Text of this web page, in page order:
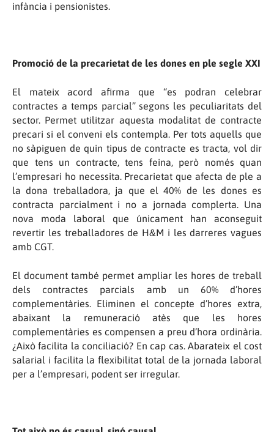
infància i pensionistes.
Promoció de la precarietat de les dones en ple segle XXI
El mateix acord afirma que “es podran celebrar
contractes a temps parcial” segons les peculiaritats del
sector. Permet utilitzar aquesta modalitat de contracte
precari si el conveni els contempla. Per tots aquells que
no sàpiguen de quin tipus de contracte es tracta, vol dir
que tens un contracte, tens feina, però només quan
l’empresari ho necessita. Precarietat que afecta de ple a
la dona treballadora, ja que el 40% de les dones es
contracta parcialment i no a jornada complerta. Una
nova moda laboral que únicament han aconseguit
revertir les treballadores de H&M i les darreres vagues
amb CGT.
El document també permet ampliar les hores de treball
dels contractes parcials amb un 60% d’hores
complementàries. Eliminen el concepte d’hores extra,
abaixant la remuneració atès que les hores
complementàries es compensen a preu d’hora ordinària.
¿Això facilita la conciliació? En cap cas. Abarateix el cost
salarial i facilita la flexibilitat total de la jornada laboral
per a l’empresari, podent ser irregular.